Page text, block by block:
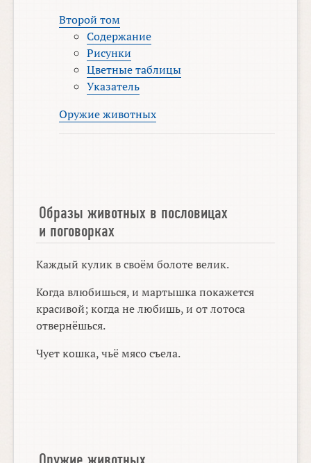
Второй том
Содержание
Рисунки
Цветные таблицы
Указатель
Оружие животных
Образы животных в пословицах
и поговорках
Каждый кулик в своём болоте велик.
Когда влюбишься, и мартышка покажется
красивой; когда не любишь, и от лотоса
отвернёшься.
Чует кошка, чьё мясо съела.
Оружие животных